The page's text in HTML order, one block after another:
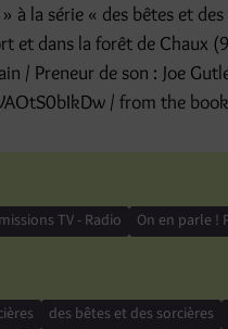
à la série « des bêtes et des
et dans la forêt de Chaux
/ Preneur de son : Joe
/ from the
TV - Radio On en parle !
des bêtes et des sorcières